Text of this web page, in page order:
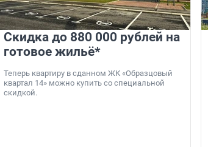
Скидка до 880 000 рублей на
готовое жильё*
Теперь квартиру в сданном ЖК «Образцовый
квартал 14» можно купить со специальной
скидкой.